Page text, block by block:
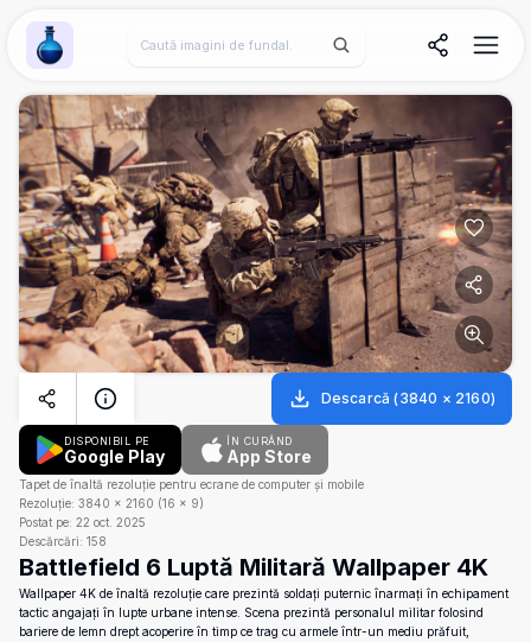
Wallpaper Alchemy
Descarcă (3840 × 2160)
DISPONIBIL PE
Google Play
ÎN CURÂND
App Store
Tapet de înaltă rezoluție pentru ecrane de computer și mobile
Rezoluție: 3840 × 2160 (16 × 9)
Postat pe: 22 oct. 2025
Descărcări: 158
Battlefield 6 Luptă Militară Wallpaper 4K
Wallpaper 4K de înaltă rezoluție care prezintă soldați puternic înarmați în echipament
tactic angajați în lupte urbane intense. Scena prezintă personalul militar folosind
bariere de lemn drept acoperire în timp ce trag cu armele într-un mediu prăfuit,